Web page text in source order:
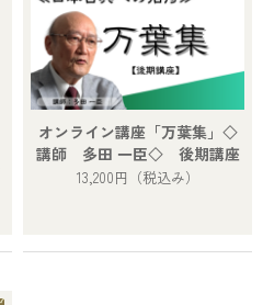
オンライン講座「万葉集」◇
講師 多田 一臣◇ 後期講座
13,200円 （税込み）